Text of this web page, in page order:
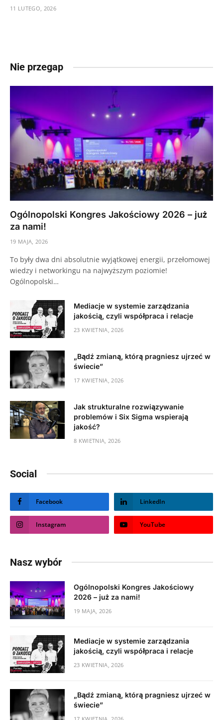
11 LUTEGO, 2026
Nie przegap
Ogólnopolski Kongres Jakościowy 2026 – już
za nami!
19 MAJA, 2026
To były dwa dni absolutnie wyjątkowej energii, przełomowej
wiedzy i networkingu na najwyższym poziomie!
Ogólnopolski…
Mediacje w systemie zarządzania
jakością, czyli współpraca i relacje
23 KWIETNIA, 2026
„Bądź zmianą, którą pragniesz ujrzeć w
świecie”
17 KWIETNIA, 2026
Jak strukturalne rozwiązywanie
problemów i Six Sigma wspierają
jakość?
8 KWIETNIA, 2026
Social
Facebook LinkedIn
Instagram YouTube
Nasz wybór
Ogólnopolski Kongres Jakościowy
2026 – już za nami!
19 MAJA, 2026
Mediacje w systemie zarządzania
jakością, czyli współpraca i relacje
23 KWIETNIA, 2026
„Bądź zmianą, którą pragniesz ujrzeć w
świecie”